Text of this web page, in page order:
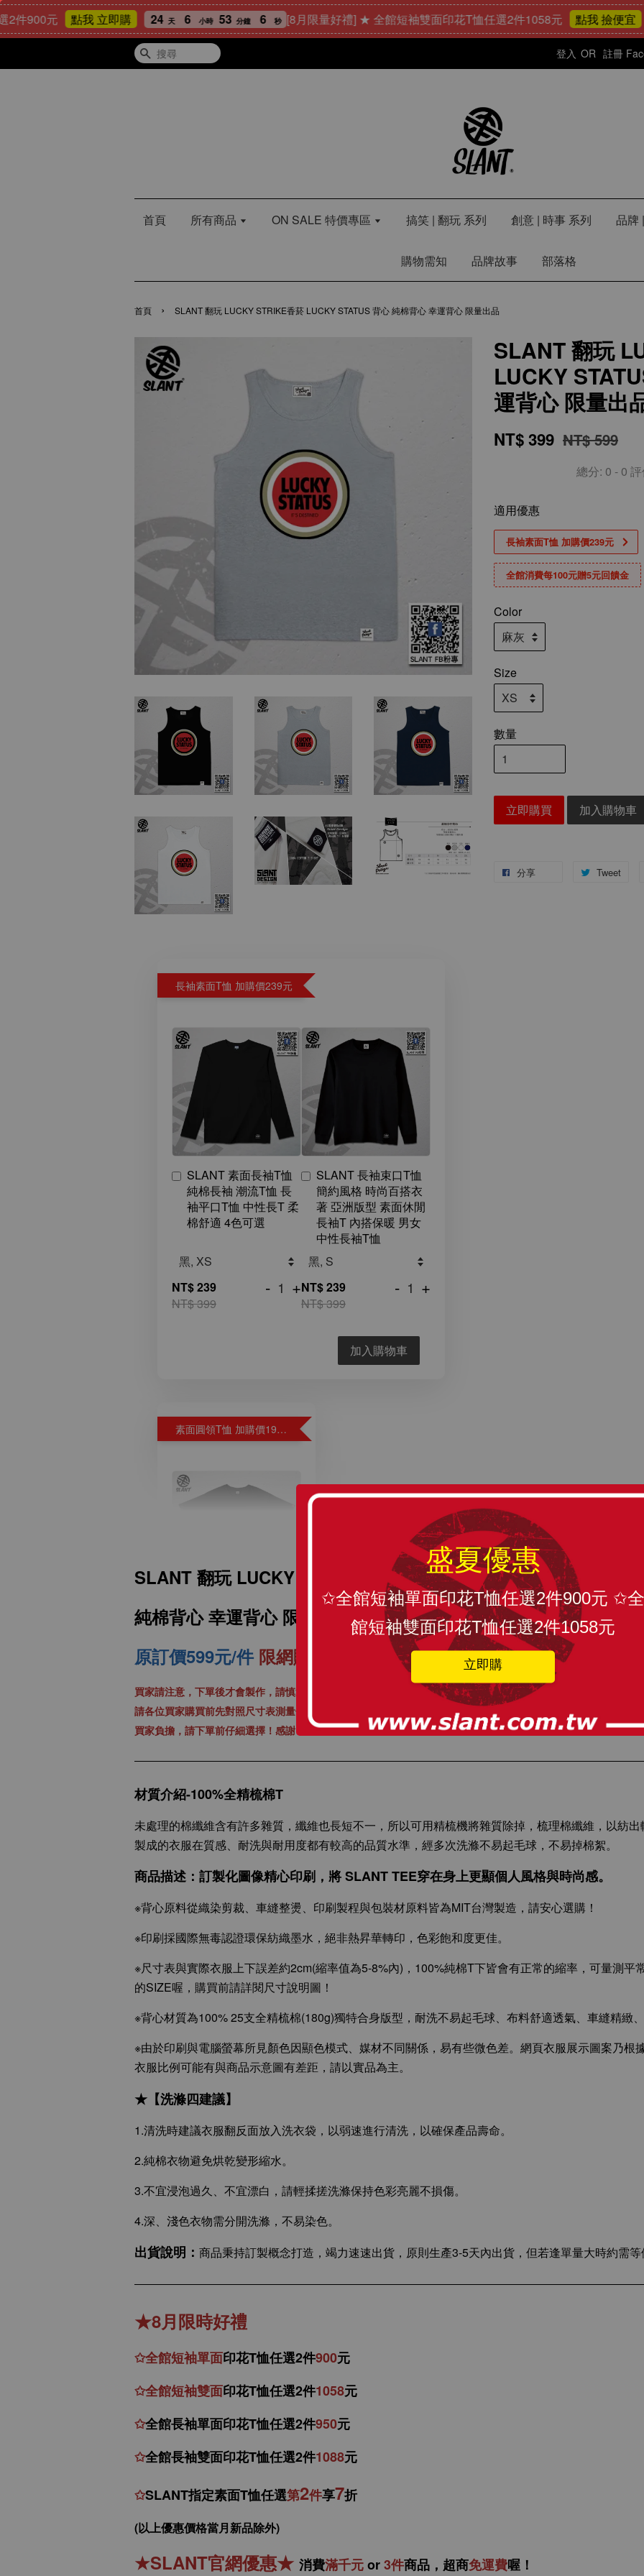
元 點我 立即購 24 6 小時 53 分鐘 5 秒 [8月限量好禮] ★ 全館短袖雙面印花T恤任選2件1058元 點我 撿便宜 24
盛夏優惠
✩全館短袖單面印花T恤任選2件900元 ✩全
館短袖雙面印花T恤任選2件1058元
立即購
搜尋 登入 OR 註冊
首頁 所有商品 ON SALE 特價專區 搞笑 | 翻玩 系列 創意 | 時事 系列 品牌
購物需知 品牌故事 部落格
首頁 › SLANT 翻玩 LUCKY STRIKE香菸 LUCKY STATUS 背心 純棉背心 幸運背心 限量出品
SLANT 翻玩
LUCKY
運背心 限量出
NT$ 399 NT$ 599
總分: 0 - 0
適用優惠
長袖素面T恤 加購價239元
全館消費每100元贈5元回饋金
Color
Size
數量
立即購買 加入購物車
分享 Tweet
長袖素面T恤 加購價239元
SLANT 素面長袖T恤
純棉長袖 潮流T恤 長
袖平口T恤 中性長T 柔
棉舒適 4色可選
NT$ 239
NT$ 399
- +
SLANT 長袖束口T恤
簡約風格 時尚百搭衣
著 亞洲版型 素面休閒
長袖T 內搭保暖 男女
中性長袖T恤
NT$ 239
NT$ 399
- +
加入購物車
素面圓領T恤 加購價199元
SLANT 素面中性 短袖
100%精梳環紡棉 亞洲
版型 經典合身12色可
NT$ 199
- +
加入購物車
瀏覽更多
SLANT 翻玩 LUCKY STRIKE香菸 LUCKY STATUS 背心
純棉背心 幸運背心 限量出品
原訂價599元/件 限網購特價399元/件
買家請注意，下單後才會製作，請慎選尺碼！拜託！
請各位買家購買前先對照尺寸表測量值，此背心偏向休閒合身款，如想類似球衣造型來穿搭，建議可以選購比平
買家負擔，請下單前仔細選擇！感謝！
材質介紹-100%全精梳棉T
未處理的棉纖維含有許多雜質，纖維也長短不一，所以可用精梳機將雜質除掉，梳理棉纖維，以紡
製成的衣服在質感、耐洗與耐用度都有較高的品質水準，經多次洗滌不易起毛球，不易掉棉絮。
商品描述：訂製化圖像精心印刷，將 SLANT TEE穿在身上更顯個人風格與時尚感。
※背心原料從織染剪裁、車縫整燙、印刷製程與包裝材原料皆為MIT台灣製造，請安心選購！
※印刷採國際無毒認證環保紡織墨水，絕非熱昇華轉印，色彩飽和度更佳。
※尺寸表與實際衣服上下誤差約2cm(縮率值為5-8%內)，100%純棉T下皆會有正常的縮率，可量測平
的SIZE喔，購買前請詳閱尺寸說明圖！
※背心材質為100% 25支全精梳棉(180g)獨特合身版型，耐洗不易起毛球、布料舒適透氣、車縫精緻
※由於印刷與電腦螢幕所見顏色因顯色模式、媒材不同關係，易有些微色差。網頁衣服展示圖案乃根
衣服比例可能有與商品示意圖有差距，請以實品為主。
★【洗滌四建議】
1.清洗時建議衣服翻反面放入洗衣袋，以弱速進行清洗，以確保產品壽命。
2.純棉衣物避免烘乾變形縮水。
3.不宜浸泡過久、不宜漂白，請輕揉搓洗滌保持色彩亮麗不損傷。
4.深、淺色衣物需分開洗滌，不易染色。
出貨說明： 商品秉持訂製概念打造，竭力速速出貨，原則生產3-5天內出貨，但若逢單量大時約需
★8月限時好禮
✩全館短袖單面印花T恤任選2件900元
✩全館短袖雙面印花T恤任選2件1058元
✩全館長袖單面印花T恤任選2件950元
✩全館長袖雙面印花T恤任選2件1088元
✩SLANT指定素面T恤任選第2件享7折
(以上優惠價格當月新品除外)
★SLANT官網優惠★ 消費滿千元or3件商品， 超商免運費喔！